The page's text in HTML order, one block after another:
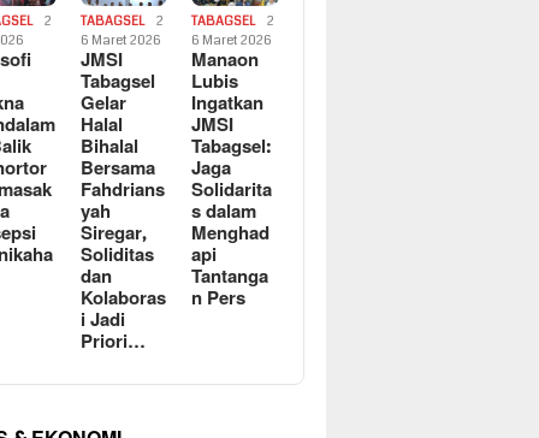
2
TABAGSEL
2
6 Maret 2026
JMSI
Tabagsel
Gelar
Halal
Bihalal
Bersama
Fahdrians
yah
Siregar,
Soliditas
dan
Kolaboras
i Jadi
Priori…
TABAGSEL
2
6 Maret 2026
Manaon
Lubis
Ingatkan
JMSI
Tabagsel:
Jaga
Solidarita
s dalam
Menghad
api
Tantanga
n Pers